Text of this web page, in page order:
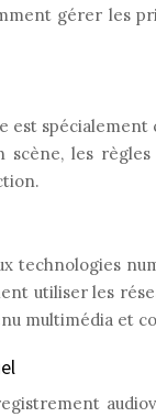
gérer les
spécialement
scène, les
technologies
utiliser les
multimédia et